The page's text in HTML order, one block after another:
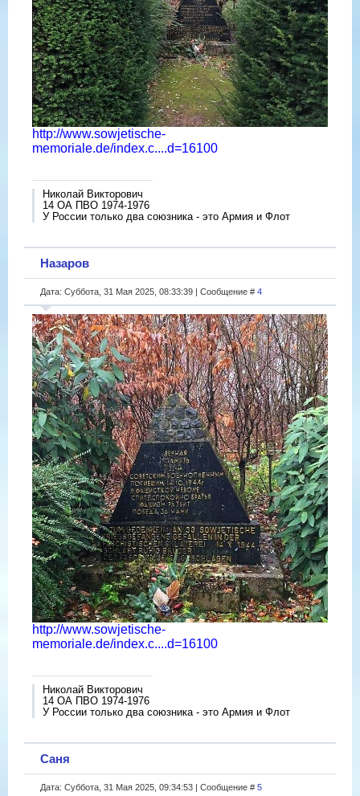
http://www.sowjetische-
memoriale.de/index.c....d=16100
Николай Викторович
14 ОА ПВО 1974-1976
У России только два союзника - это Армия и Флот
Назаров
Дата: Суббота, 31 Мая 2025, 08:33:39 | Сообщение # 4
http://www.sowjetische-
memoriale.de/index.c....d=16100
Николай Викторович
14 ОА ПВО 1974-1976
У России только два союзника - это Армия и Флот
Саня
Дата: Суббота, 31 Мая 2025, 09:34:53 | Сообщение # 5